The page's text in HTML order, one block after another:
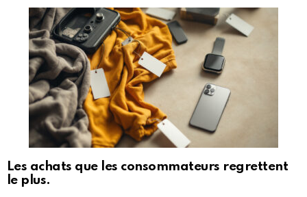
Les achats que les consommateurs regrettent
le plus.